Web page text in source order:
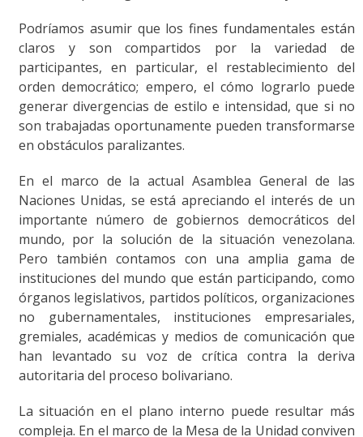
Podríamos asumir que los fines fundamentales están
claros y son compartidos por la variedad de
participantes, en particular, el restablecimiento del
orden democrático; empero, el cómo lograrlo puede
generar divergencias de estilo e intensidad, que si no
son trabajadas oportunamente pueden transformarse
en obstáculos paralizantes.
En el marco de la actual Asamblea General de las
Naciones Unidas, se está apreciando el interés de un
importante número de gobiernos democráticos del
mundo, por la solución de la situación venezolana.
Pero también contamos con una amplia gama de
instituciones del mundo que están participando, como
órganos legislativos, partidos políticos, organizaciones
no gubernamentales, instituciones empresariales,
gremiales, académicas y medios de comunicación que
han levantado su voz de crítica contra la deriva
autoritaria del proceso bolivariano.
La situación en el plano interno puede resultar más
compleja. En el marco de la Mesa de la Unidad conviven